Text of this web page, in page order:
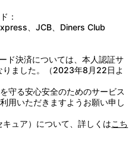
：
、JCB、Diners Club
ド決済については、本人認証サ
りました。（2023年8月22日よ
守る安心安全のためのサービス
用いただきますようお願い申し
ュア）について、詳しくはこち